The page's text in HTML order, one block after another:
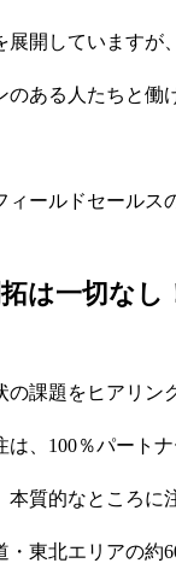
開していますが
ある人たちと働
ールドセールス
は一切なし
課題をヒアリ
、100％パート
質的なところに
東北エリアの約